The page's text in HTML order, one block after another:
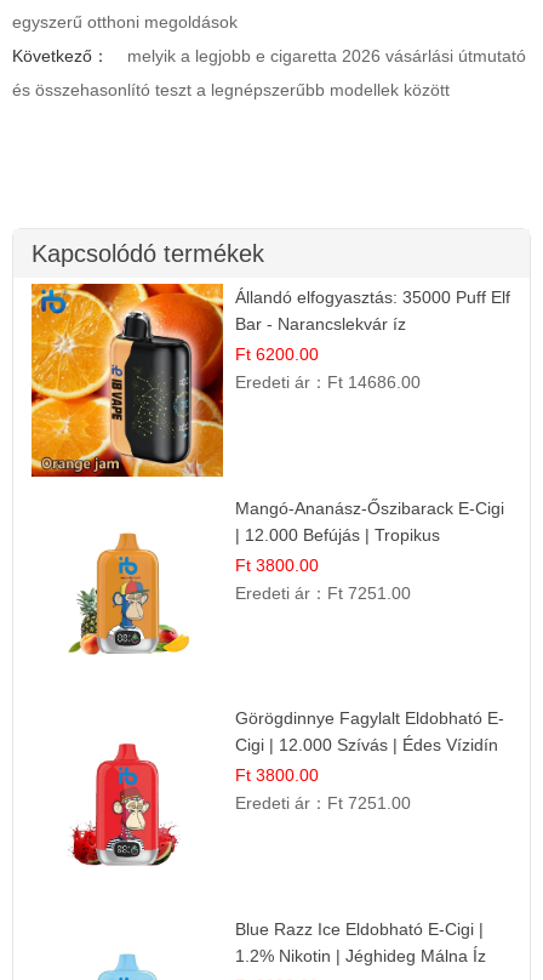
egyszerű otthoni megoldások
Következő：
melyik a legjobb e cigaretta 2026 vásárlási útmutató
és összehasonlító teszt a legnépszerűbb modellek között
Kapcsolódó termékek
Állandó elfogyasztás: 35000 Puff Elf
Bar - Narancslekvár íz
Ft 6200.00
Eredeti ár： Ft 14686.00
Mangó-Ananász-Őszibarack E-Cigi
| 12.000 Befújás | Tropikus
Gyümölcs Íz
Ft 3800.00
Eredeti ár： Ft 7251.00
Görögdinnye Fagylalt Eldobható E-
Cigi | 12.000 Szívás | Édes Vízidín
Íz
Ft 3800.00
Eredeti ár： Ft 7251.00
Blue Razz Ice Eldobható E-Cigi |
1.2% Nikotin | Jéghideg Málna Íz